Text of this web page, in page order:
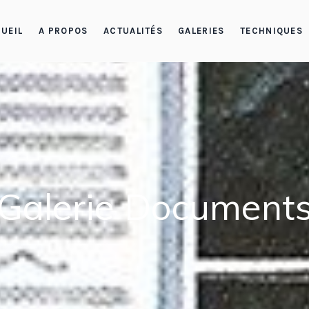
A PROPOS ACTUALITÉS GALERIES TECHNIQUES